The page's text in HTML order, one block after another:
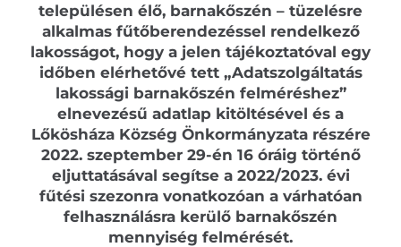
településen élő, barnakőszén – tüzelésre
alkalmas fűtőberendezéssel rendelkező
lakosságot, hogy a jelen tájékoztatóval egy
időben elérhetővé tett „Adatszolgáltatás
lakossági barnakőszén felméréshez”
elnevezésű adatlap kitöltésével és a
Lőkösháza Község Önkormányzata részére
2022. szeptember 29-én 16 óráig történő
eljuttatásával segítse a 2022/2023. évi
fűtési szezonra vonatkozóan a várhatóan
felhasználásra kerülő barnakőszén
mennyiség felmérését.